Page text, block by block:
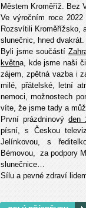
Městem Kroměříž. Bez
Ve výročním roce
Rozsvítili Kroměřížsko,
slunečnic, hned dvakrát.
Byli jsme součástí
května, kde jsme naši
zájem, zpětná vazba i
milé, přátelské, letní
nemoci, možnostech
víte, že jsme tady a
První prázdninový den
písní, s Českou
Jelínkovou, s
Bémovou, za podpory
slunečnice…
Sílu a pevné zdraví